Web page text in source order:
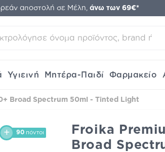
αποστολή σε Μέλη, άνω των 69€*
Υγιεινή Μητέρα-Παιδί Φαρμακείο
Broad Spectrum 50ml - Tinted Light
90 πόντοι
Froika
Broad